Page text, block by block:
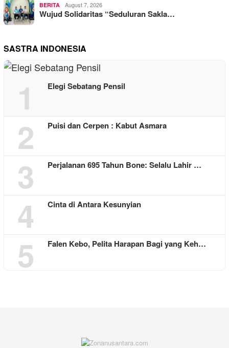
BERITA August 7, 2026
Wujud Solidaritas “Seduluran Sakla…
SASTRA INDONESIA
1 Elegi Sebatang Pensil
2 Puisi dan Cerpen : Kabut Asmara
3 Perjalanan 695 Tahun Bone: Selalu Lahir …
4 Cinta di Antara Kesunyian
5 Falen Kebo, Pelita Harapan Bagi yang Keh…